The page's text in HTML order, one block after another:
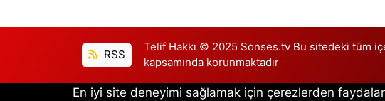
RSS
Telif Hakkı © 2025 Sonses.tv Bu sitedeki tüm
kapsamında korunmaktadır
En iyi site deneyimi sağlamak için çerezlerden